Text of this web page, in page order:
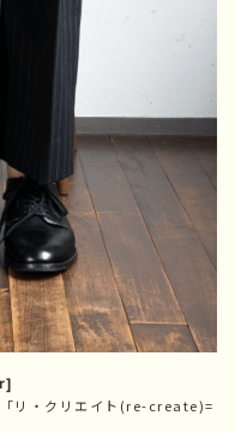
「リ・クリエイト(re-create)=